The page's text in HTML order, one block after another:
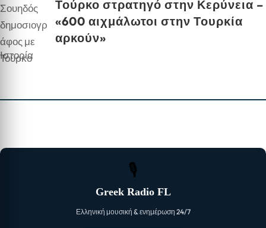
Τούρκο στρατηγό στην Κερύνεια –
«600 αιχμάλωτοι στην Τουρκία
αρκούν»
Ιστορία
🎙
Greek Radio FL
Ελληνική μουσική & ενημέρωση 24/7